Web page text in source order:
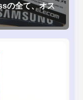
の全て、オス